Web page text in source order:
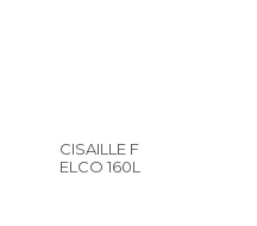
CISAILLE F
ELCO 160L